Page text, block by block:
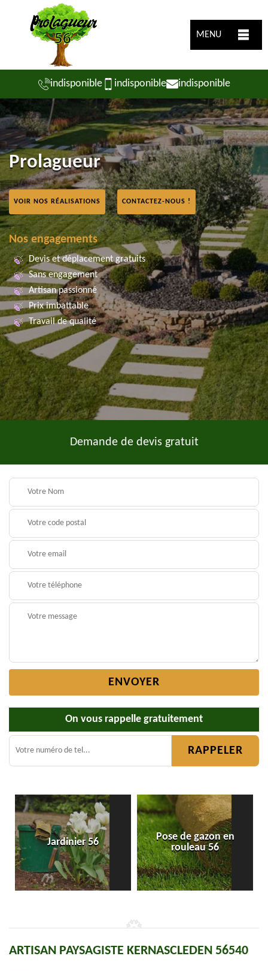
MENU
indisponible indisponible indisponible
Prolagueur
VOIR NOS RÉALISATIONS CONTACTEZ-NOUS !
Nos engagements
Devis et déplacement gratuits
Sans engagement
Artisan passionné
Prix imbattable
Travail de qualité
Demande de devis gratuit
On vous rappelle gratuitement
Jardinier 56
Pose de gazon en
rouleau 56
ARTISAN PAYSAGISTE KERNASCLEDEN 56540